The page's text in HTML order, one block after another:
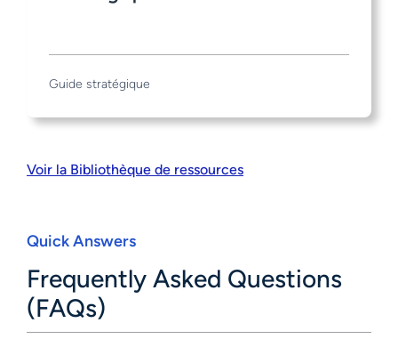
Guide stratégique
Voir la Bibliothèque de ressources
Quick Answers
Frequently Asked Questions
(FAQs)